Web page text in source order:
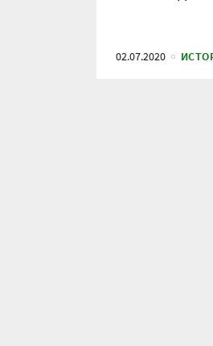
02.07.2020